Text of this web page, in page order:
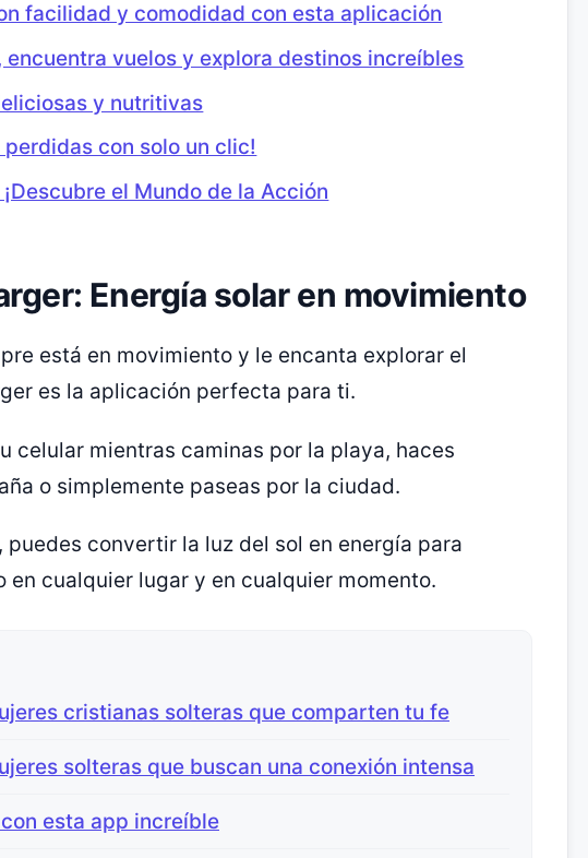
facilidad y comodidad con esta aplicación
encuentra vuelos y explora destinos increíbles
y nutritivas
perdidas con solo un clic!
el Mundo de la Acción
Energía solar en movimiento
está en movimiento y le encanta explorar el
es la aplicación perfecta para ti.
celular mientras caminas por la playa, haces
o simplemente paseas por la ciudad.
puedes convertir la luz del sol en energía para
cualquier lugar y en cualquier momento.
cristianas solteras que comparten tu fe
solteras que buscan una conexión intensa
esta app increíble